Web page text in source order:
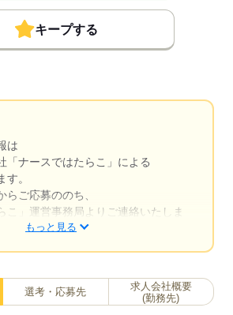
キープする
は
「ナースではたらこ」による
。
らご応募ののち、
こ」運営事務局よりご連絡いたしま
んの転職を専任の
ザーが入職まで無料でサポートいた
もっと見る
選考・応募先
求人会社概要
(勤務先)